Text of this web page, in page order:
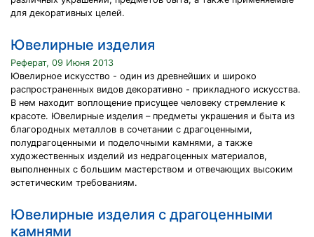
для декоративных целей.
Ювелирные изделия
Реферат, 09 Июня 2013
Ювелирное искусство - один из древнейших и широко
распространенных видов декоративно - прикладного искусства.
В нем находит воплощение присущее человеку стремление к
красоте. Ювелирные изделия – предметы украшения и быта из
благородных металлов в сочетании с драгоценными,
полудрагоценными и поделочными камнями, а также
художественных изделий из недрагоценных материалов,
выполненных с большим мастерством и отвечающих высоким
эстетическим требованиям.
Ювелирные изделия с драгоценными
камнями